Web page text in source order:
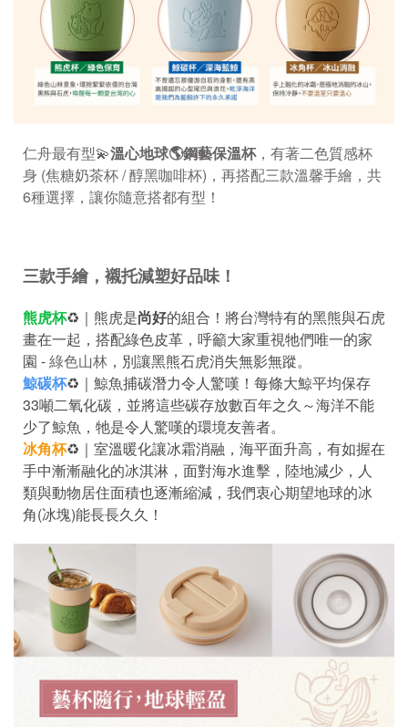
仁舟最有型💫溫心地球🌎鋼藝保溫杯，有著二色質感杯
身 (焦糖奶茶杯 / 醇黑咖啡杯)，再搭配三款溫馨手繪，共
6種選擇，讓你隨意搭都有型！
三款手繪，襯托減塑好品味！
熊虎杯♻｜熊虎是尚好的組合！將台灣特有的黑熊與石虎
畫在一起，搭配綠色皮革，呼籲大家重視牠們唯一的家
園 -綠色山林 ，別讓黑熊石虎消失無影無蹤。
鯨碳杯♻｜鯨魚捕碳潛力令人驚嘆！每條大鯨平均保存
33噸二氧化碳，並將這些碳存放數百年之久～海洋不能
少了鯨魚，牠是令人驚嘆的環境友善者。
冰角杯♻｜室溫暖化讓冰霜消融，海平面升高，有如握在
手中漸漸融化的冰淇淋，面對海水進擊，陸地減少，人
類與動物居住面積也逐漸縮減，我們衷心期望地球的冰
角(冰塊)能長長久久！